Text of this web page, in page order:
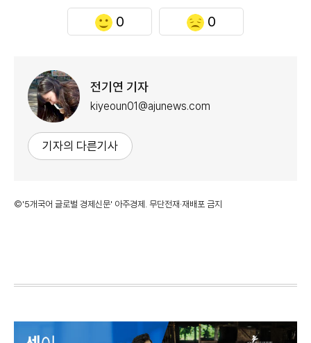
0 0
전기연 기자
kiyeoun01@ajunews.com
기자의 다른기사
©'5개국어 글로벌 경제신문' 아주경제. 무단전재·재배포 금지